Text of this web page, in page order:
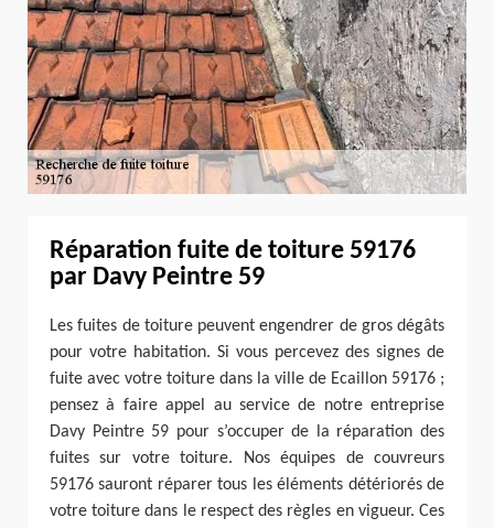
Réparation fuite de toiture 59176
par Davy Peintre 59
Les fuites de toiture peuvent engendrer de gros dégâts
pour votre habitation. Si vous percevez des signes de
fuite avec votre toiture dans la ville de Ecaillon 59176 ;
pensez à faire appel au service de notre entreprise
Davy Peintre 59 pour s’occuper de la réparation des
fuites sur votre toiture. Nos équipes de couvreurs
59176 sauront réparer tous les éléments détériorés de
votre toiture dans le respect des règles en vigueur. Ces